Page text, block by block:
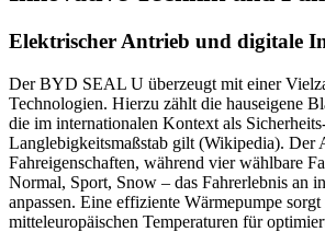
Elektrischer Antrieb und digitale
Der BYD SEAL U überzeugt mit einer
Technologien. Hierzu zählt die hauseigene
die im internationalen Kontext als
Langlebigkeitsmaßstab gilt (Wikipedia). Der
Fahreigenschaften, während vier wählbare
Normal, Sport, Snow – das Fahrerlebnis an
anpassen. Eine effiziente Wärmepumpe sorgt
mitteleuropäischen Temperaturen für